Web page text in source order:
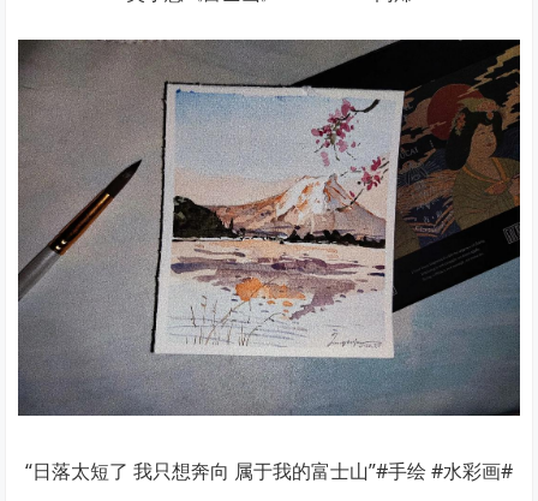
“日落太短了 我只想奔向 属于我的富士山”#手绘 #水彩画#